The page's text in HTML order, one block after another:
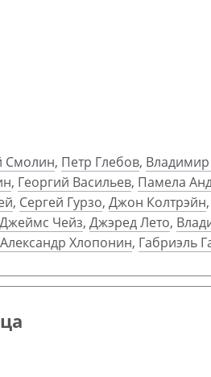
Смолин, Петр Глебов, Владимир
, Георгий Васильев, Памела
, Сергей Гурзо, Джон Колтрэйн,
Джеймс Чейз, Джэред Лето,
Александр Хлопонин, Габриэль